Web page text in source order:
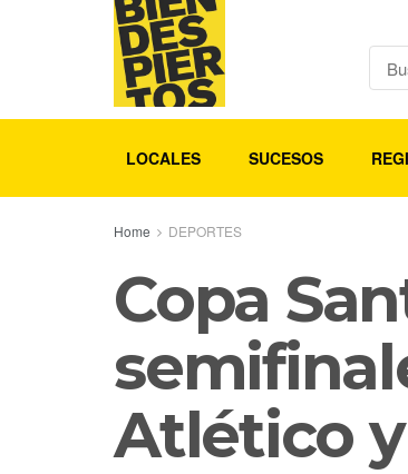
LOCALES SUCESOS
Home DEPORTES
Copa
Atlético